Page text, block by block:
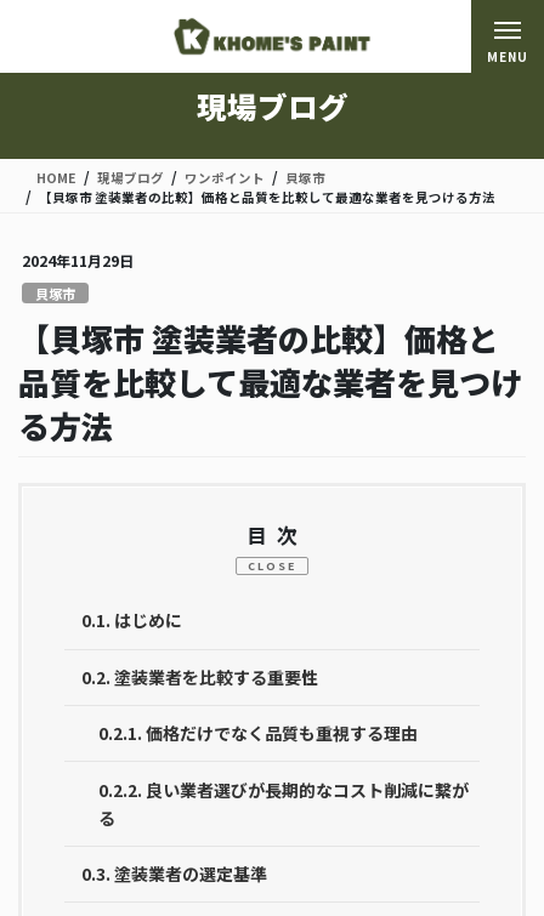
移
ン
現場ブログ
HOME 現場ブログ ワンポイント
貝塚市
【貝塚市 塗装業者の比較】価格と品質を比較して最適な業者を見つける方法
2024年11月29日
貝塚市
【貝塚市 塗装業者の比較】価格と
品質を比較して最適な業者を見つけ
る方法
目次
CLOSE
0.1. はじめに
0.2. 塗装業者を比較する重要性
0.2.1. 価格だけでなく品質も重視する理由
0.2.2. 良い業者選びが長期的なコスト削減に繋が
る
0.3. 塗装業者の選定基準
MENU